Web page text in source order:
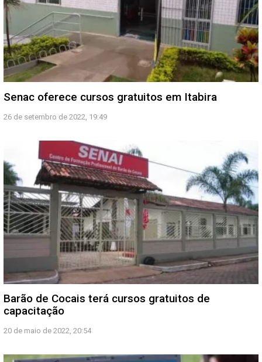
Senac oferece cursos gratuitos em Itabira
26 de setembro de 2022, 19:49
Barão de Cocais terá cursos gratuitos de
capacitação
20 de maio de 2022, 20:54